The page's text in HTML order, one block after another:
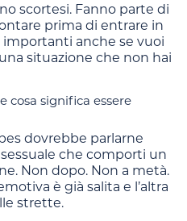
scortesi. Fanno parte di
prima di entrare in
anche se vuoi
situazione che non hai
cosa significa essere
dovrebbe parlarne
che comporti un
Non dopo. Non a metà.
è già salita e l’altra
strette.